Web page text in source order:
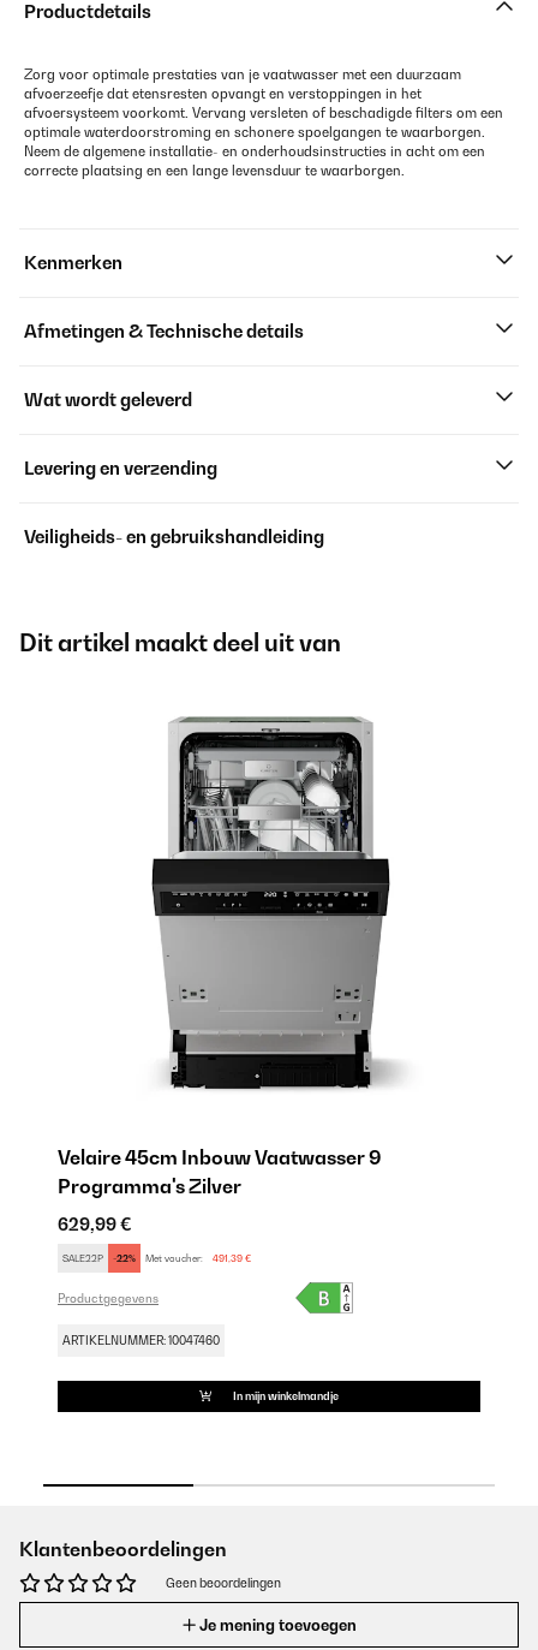
Productdetails
Zorg voor optimale prestaties van je vaatwasser met een duurzaam
afvoerzeefje dat etensresten opvangt en verstoppingen in het
afvoersysteem voorkomt. Vervang versleten of beschadigde filters om een
optimale waterdoorstroming en schonere spoelgangen te waarborgen.
Neem de algemene installatie- en onderhoudsinstructies in acht om een
correcte plaatsing en een lange levensduur te waarborgen.
Kenmerken
Afmetingen & Technische details
Wat wordt geleverd
Levering en verzending
Veiligheids- en gebruikshandleiding
Dit artikel maakt deel uit van
Velaire 45cm Inbouw Vaatwasser 9
Programma's Zilver
629,99 €
SALE22P -22% Met voucher: 491,39 €
Productgegevens
ARTIKELNUMMER: 10047460
In mijn winkelmandje
Klantenbeoordelingen
Geen beoordelingen
Je mening toevoegen